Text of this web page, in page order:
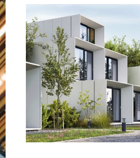
premies
in 2021